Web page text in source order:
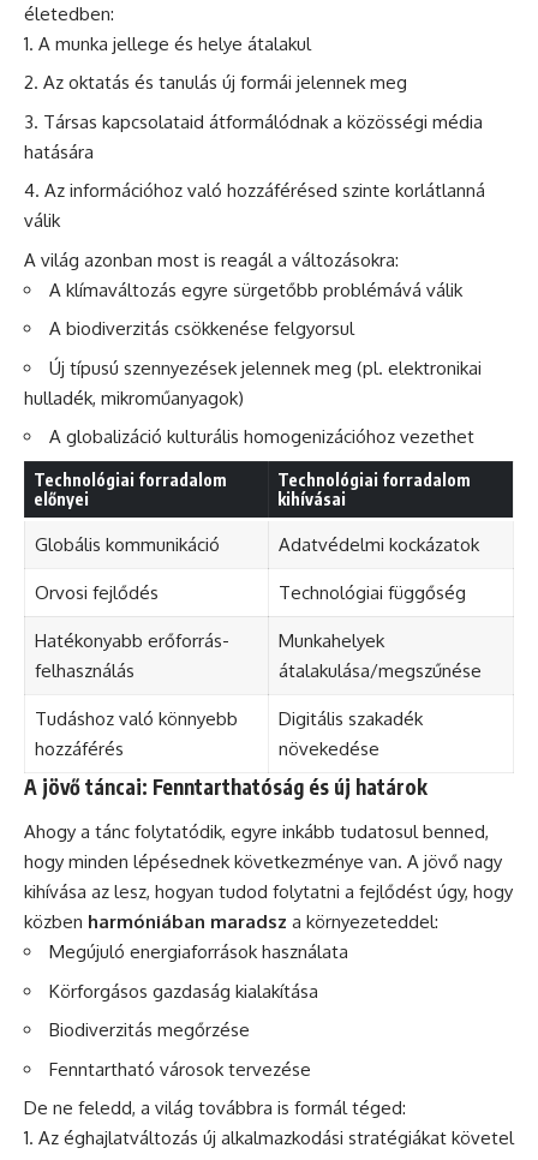
életedben:
A munka jellege és helye átalakul
Az oktatás és tanulás új formái jelennek meg
Társas kapcsolataid átformálódnak a közösségi média
hatására
Az információhoz való hozzáférésed szinte korlátlanná
válik
A világ azonban most is reagál a változásokra:
A klímaváltozás egyre sürgetőbb problémává válik
A biodiverzitás csökkenése felgyorsul
Új típusú szennyezések jelennek meg (pl. elektronikai
hulladék, mikroműanyagok)
A globalizáció kulturális homogenizációhoz vezethet
Technológiai forradalom
előnyei
Technológiai forradalom
kihívásai
Globális kommunikáció Adatvédelmi kockázatok
Orvosi fejlődés Technológiai függőség
Hatékonyabb erőforrás-
felhasználás
Munkahelyek
átalakulása/megszűnése
Tudáshoz való könnyebb
hozzáférés
Digitális szakadék
növekedése
A jövő táncai: Fenntarthatóság és új határok
Ahogy a tánc folytatódik, egyre inkább tudatosul benned,
hogy minden lépésednek következménye van. A jövő nagy
kihívása az lesz, hogyan tudod folytatni a fejlődést úgy, hogy
közben harmóniában maradsz a környezeteddel:
Megújuló energiaforrások használata
Körforgásos gazdaság kialakítása
Biodiverzitás megőrzése
Fenntartható városok tervezése
De ne feledd, a világ továbbra is formál téged:
Az éghajlatváltozás új alkalmazkodási stratégiákat követel